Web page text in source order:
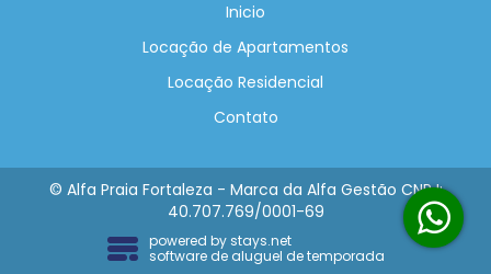
Inicio
Locação de Apartamentos
Locação Residencial
Contato
© Alfa Praia Fortaleza - Marca da Alfa Gestão CNPJ:
40.707.769/0001-69
powered bystays.net
software de aluguel de temporada